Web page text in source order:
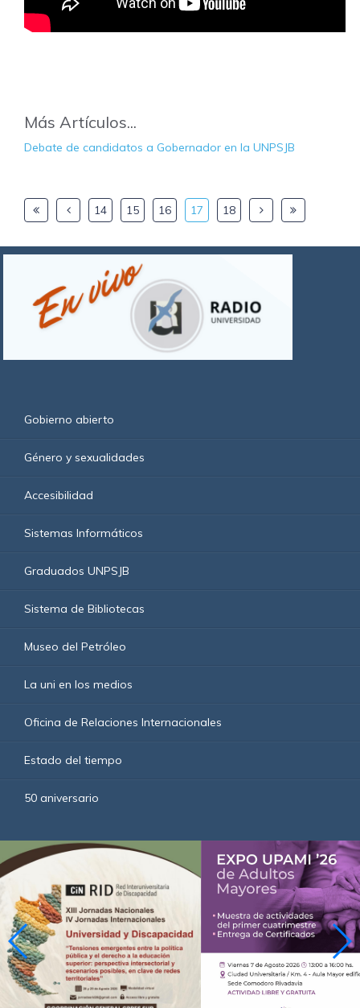
Más Artículos...
Debate de candidatos a Gobernador en la UNPSJB
14 15 16 17 18
Gobierno abierto
Género y sexualidades
Accesibilidad
Sistemas Informáticos
Graduados UNPSJB
Sistema de Bibliotecas
Museo del Petróleo
La uni en los medios
Oficina de Relaciones Internacionales
Estado del tiempo
50 aniversario